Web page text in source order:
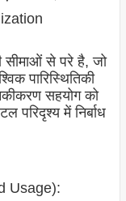
सीमाओं से परे है, जो
पारिस्थितिकी
सहयोग को
परिदृश्य में निर्बाध
Usage):